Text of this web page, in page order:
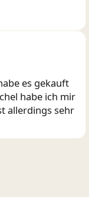
es gekauft
habe ich mir
allerdings sehr